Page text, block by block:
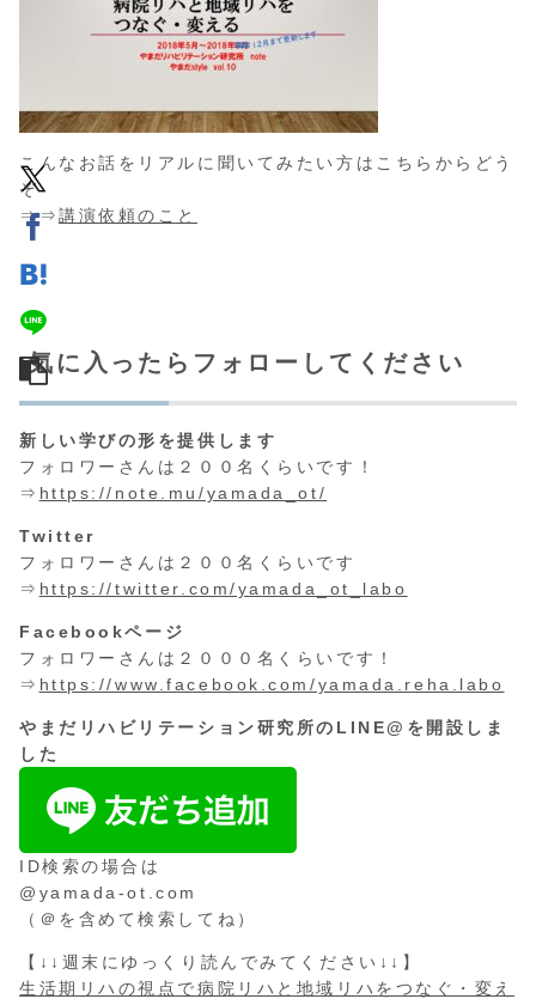
こんなお話をリアルに聞いてみたい方はこちらからどう
ぞ
⇒⇒講演依頼のこと
気に入ったらフォローしてください
新しい学びの形を提供します
フォロワーさんは２００名くらいです！
⇒ https://note.mu/yamada_ot/
Twitter
フォロワーさんは２００名くらいです
⇒ https://twitter.com/yamada_ot_labo
Facebookページ
フォロワーさんは２０００名くらいです！
⇒ https://www.facebook.com/yamada.reha.labo
やまだリハビリテーション研究所のLINE@を開設しま
した
ID検索の場合は
@yamada-ot.com
（＠を含めて検索してね）
【↓↓週末にゆっくり読んでみてください↓↓】
生活期リハの視点で病院リハと地域リハをつなぐ・変え